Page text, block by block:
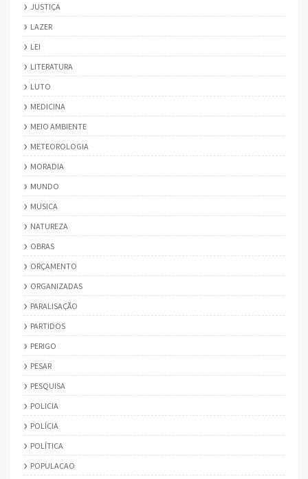
JUSTIÇA
LAZER
LEI
LITERATURA
LUTO
MEDICINA
MEIO AMBIENTE
METEOROLOGIA
MORADIA
MUNDO
MUSICA
NATUREZA
OBRAS
ORÇAMENTO
ORGANIZADAS
PARALISAÇÃO
PARTIDOS
PERIGO
PESAR
PESQUISA
POLICIA
POLÍCIA
POLÍTICA
POPULACAO